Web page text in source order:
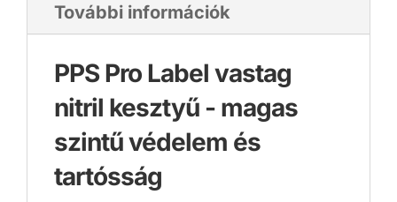
További információk
PPS Pro Label vastag
nitril kesztyű - magas
szintű védelem és
tartósság